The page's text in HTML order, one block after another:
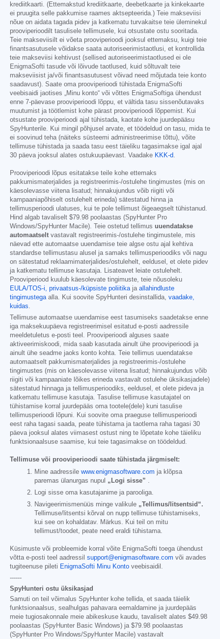
krediitkaarti. (Ettemakstud krediitkaarte, deebetkaarte ja kinkekaarte
ei pruugita selle pakkumise raames aktsepteerida.) Teie makseviisi
nõue on aidata tagada pidev ja katkematu turvakaitse teie üleminekul
prooviperioodilt tasulisele tellimusele, kui otsustate ostu sooritada.
Teie makseviisilt ei võeta prooviperioodi jooksul ettemaksu, kuigi teie
finantsasutusele võidakse saata autoriseerimistaotlusi, et kontrollida
teie makseviisi kehtivust (sellised autoriseerimistaotlused ei ole
EnigmaSofti tasude või lõivude taotlused, kuid sõltuvalt teie
makseviisist ja/või finantsasutusest võivad need mõjutada teie konto
saadavust). Saate oma prooviperioodi tühistada EnigmaSofti
veebisaidi jaotises „Minu konto“ või võttes EnigmaSoftiga ühendust
enne 7-päevase prooviperioodi lõppu, et vältida tasu sissenõutavaks
muutumist ja töötlemist kohe pärast prooviperioodi lõppemist. Kui
otsustate prooviperioodi ajal tühistada, kaotate kohe juurdepääsu
SpyHunterile. Kui mingil põhjusel arvate, et töödeldud on tasu, mida te
ei soovinud teha (näiteks süsteemi administreerimise tõttu), võite
tellimuse tühistada ja saada tasu eest täieliku tagasimakse igal ajal
30 päeva jooksul alates ostukuupäevast. Vaadake KKK-d.
Prooviperioodi lõpus esitatakse teile kohe ettemaks
pakkumismaterjalides ja registreerimis-/ostulehe tingimustes (mis on
käesolevasse viitena lisatud; hinnakujundus võib riigiti või
kampaaniapõhiselt ostulehelt erineda) sätestatud hinna ja
tellimusperioodi ulatuses, kui te pole tellimust õigeaegselt tühistanud.
Hind algab tavaliselt $79.98 poolaastas (SpyHunter Pro
Windows/SpyHunter Macile). Teie ostetud tellimus uuendatakse
automaatselt vastavalt registreerimis-/ostulehe tingimustele, mis
näevad ette automaatse uuendamise teie algse ostu ajal kehtiva
standardse tellimustasu alusel ja samaks tellimusperioodiks või nagu
on sätestatud reklaamimaterjalides/ostulehelt, eeldusel, et olete pidev
ja katkematu tellimuse kasutaja. Lisateavet leiate ostulehelt.
Prooviperiood kuulub käesolevate tingimuste, teie nõusoleku
EULA/TOS-i, privaatsus-/küpsiste poliitikaja allahindluste
tingimustegaalla. Kui soovite SpyHunteri desinstallida, vaadake,
kuidas.
Tellimuse automaatse uuendamise eest tasumiseks saadetakse enne
iga maksekuupäeva registreerimisel esitatud e-posti aadressile
meeldetuletus e-posti teel. Prooviperioodi alguses saate
aktiveerimiskoodi, mida saab kasutada ainult ühe prooviperioodi ja
ainult ühe seadme jaoks konto kohta. Teie tellimus uuendatakse
automaatselt pakkumismaterjalides ja registreerimis-/ostulehe
tingimustes (mis on käesolevasse viitena lisatud; hinnakujundus võib
riigiti või kampaaniate lõikes erineda vastavalt ostulehe üksikasjadele)
sätestatud hinnaga ja tellimusperioodiks, eeldusel, et olete pideva ja
katkematu tellimuse kasutaja. Tasulise tellimuse kasutajatel on
tühistamise korral juurdepääs oma tootele(dele) kuni tasulise
tellimusperioodi lõpuni. Kui soovite oma praeguse tellimusperioodi
eest raha tagasi saada, peate tühistama ja taotlema raha tagasi 30
päeva jooksul alates viimasest ostust ning te lõpetate kohe täieliku
funktsionaalsuse saamise, kui teie tagasimakse on töödeldud.
Tellimuse või prooviperioodi saate tühistada järgmiselt:
Mine aadressile www.enigmasoftware.com ja klõpsa
paremas ülanurgas nupul „Logi sisse”
Logi sisse oma kasutajanime ja parooliga.
Navigeerimismenüüs minge valikule „Tellimus/litsentsid“.
Tellimuse/litsentsi kõrval on nupp tellimuse tühistamiseks,
kui see on kohaldatav. Märkus. Kui teil on mitu
tellimust/toodet, peate need eraldi tühistama.
Küsimuste või probleemide korral võite EnigmaSofti toega ühendust
võtta e-posti teel aadressil support@enigmasoftware.com või avades
tugiteenuse pileti EnigmaSofti Minu Konto veebisaidil.
------
SpyHunteri ostu üksikasjad
Samuti on teil võimalus SpyHunter kohe tellida, et saada täielik
funktsionaalsus, sealhulgas pahavara eemaldamine ja juurdepääs
meie tugiosakonnale meie abikeskuse kaudu, tavaliselt alates $49.98
poolaastas (SpyHunter Basic Windows) ja $79.98 poolaastas
(SpyHunter Pro Windows/SpyHunter Macile) vastavalt